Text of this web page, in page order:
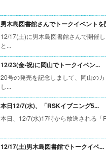
男木島図書館さんでトークイベントを
12/17(土)に男木島図書館さんで開催
と...
12/23(金•祝)に岡山でトークイベン...
20号の発売を記念しまして、岡山の
し...
本日12/7(水)、「RSKイブニング5...
本日、12/7(水)17時から放送される
12/17(土)男木島図書館でトークイベ...